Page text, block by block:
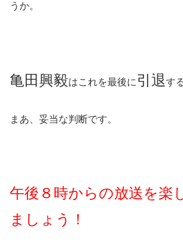
うか。
亀田興毅はこれを最後に 引退す
まあ、妥当な判断です。
午後８時からの放送を楽
ましょう！